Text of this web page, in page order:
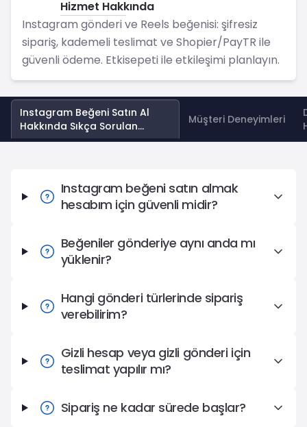
Hizmet Hakkında
Instagram gönderi ve Reels beğenisi: şifresiz
sipariş, kademeli teslimat ve Shopier/PayTR ile
güvenli ödeme. Etkisepeti ile etkileşimi planlayın.
Instagram Beğeni Satın Al
Hakkında Sıkça Sorulan
Sorular
Müşteri Deneyimleri
Instagram beğeni satın almak
hesabım için güvenli midir?
Beğeniler gönderiye aynı anda mı
yüklenir?
Hangi gönderi türlerinde sipariş
verebilirim?
Gizli hesap veya gizli gönderi için
teslimat yapılır mı?
Sipariş ne kadar sürede başlar?